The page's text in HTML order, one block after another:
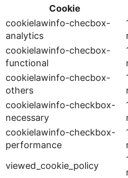
Cookie
cookielawinfo-checbox-
analytics
cookielawinfo-checbox-
functional
cookielawinfo-checbox-
others
cookielawinfo-checkbox-
necessary
cookielawinfo-checkbox-
performance
viewed_cookie_policy